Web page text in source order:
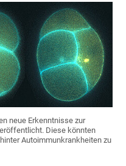
neue Erkenntnisse zur
Diese könnten
Autoimmunkrankheiten zu